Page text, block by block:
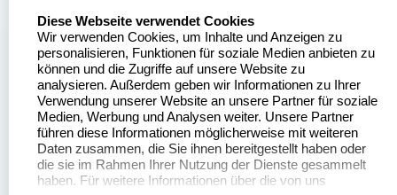
Stempelgestalten.de
Asterlager Straße 97
47228 Duisburg
Deutschland
Über uns
Sitemap
Alle
Stempelinformationen
Diese Webseite verwendet Cookies
Wir verwenden Cookies, um Inhalte und Anzeigen zu
personalisieren, Funktionen für soziale Medien anbieten zu
können und die Zugriffe auf unsere Website zu
analysieren. Außerdem geben wir Informationen zu Ihrer
Verwendung unserer Website an unsere Partner für soziale
Medien, Werbung und Analysen weiter. Unsere Partner
führen diese Informationen möglicherweise mit weiteren
Daten zusammen, die Sie ihnen bereitgestellt haben oder
die sie im Rahmen Ihrer Nutzung der Dienste gesammelt
haben. Für weitere Informationen über die von uns